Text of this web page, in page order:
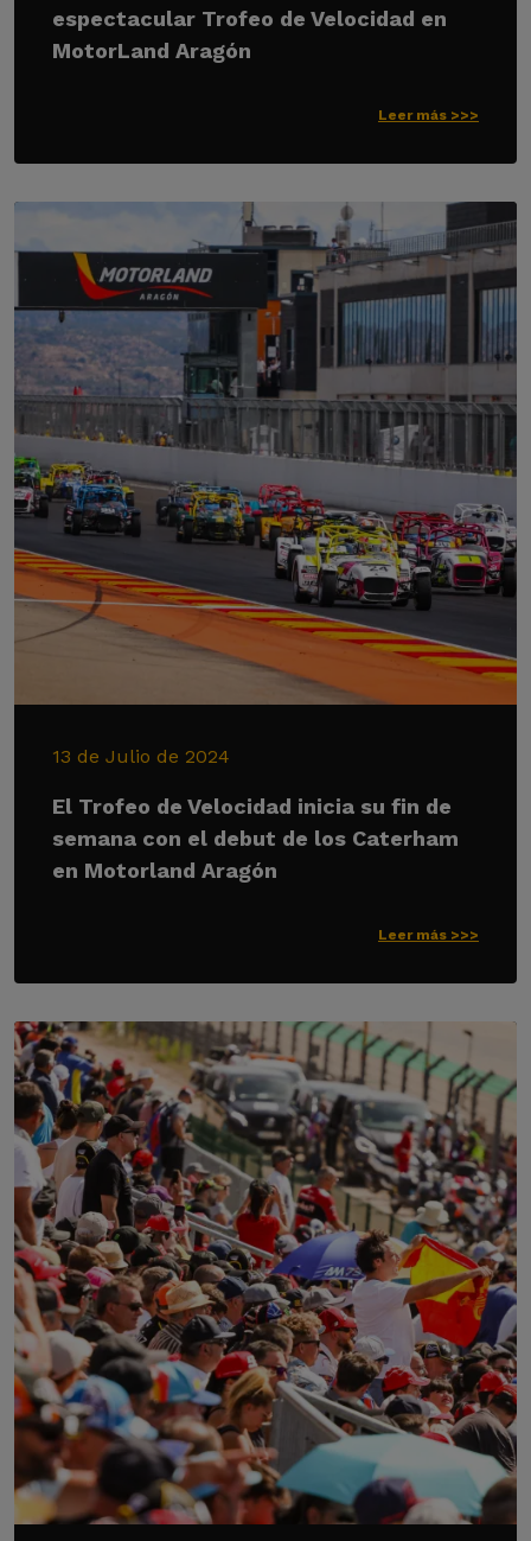
espectacular Trofeo de Velocidad en
MotorLand Aragón
Leer más >>>
13 de Julio de 2024
El Trofeo de Velocidad inicia su fin de
semana con el debut de los Caterham
en Motorland Aragón
Leer más >>>